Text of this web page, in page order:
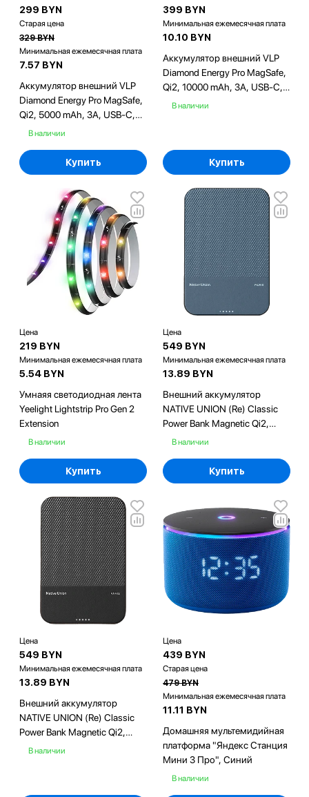
299 BYN
Старая цена
329 BYN
Минимальная ежемесячная плата
7.57 BYN
Аккумулятор внешний VLP
Diamond Energy Pro MagSafe,
Qi2, 5000 mAh, 3A, USB-C,
черный
В наличии
Купить
399 BYN
Минимальная ежемесячная плата
10.10 BYN
Аккумулятор внешний VLP
Diamond Energy Pro MagSafe,
Qi2, 10000 mAh, 3A, USB-C,
черный
В наличии
Купить
Цена
219 BYN
Минимальная ежемесячная плата
5.54 BYN
Умнаяя светодиодная лента
Yeelight Lightstrip Pro Gen 2
Extension
В наличии
Купить
Цена
549 BYN
Минимальная ежемесячная плата
13.89 BYN
Внешний аккумулятор
NATIVE UNION (Re) Classic
Power Bank Magnetic Qi2,
5000mAh, цвет: синий
В наличии
Купить
Цена
549 BYN
Минимальная ежемесячная плата
13.89 BYN
Внешний аккумулятор
NATIVE UNION (Re) Classic
Power Bank Magnetic Qi2,
5000mAh, цвет: черный
В наличии
Цена
439 BYN
Старая цена
479 BYN
Минимальная ежемесячная плата
11.11 BYN
Домашняя мультемидийная
платформа "Яндекс Станция
Мини 3 Про", Синий
В наличии